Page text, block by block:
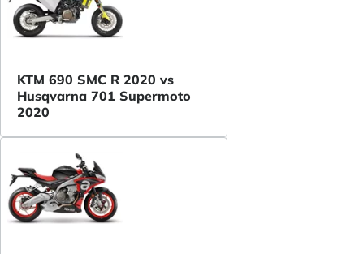
KTM 690 SMC R 2020 vs
Husqvarna 701 Supermoto
2020